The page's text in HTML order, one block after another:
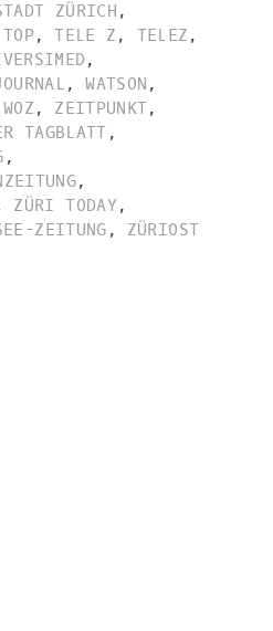
ZÜRICH ,
, TELE Z , TELEZ ,
,
, WATSON ,
WOZ , ZEITPUNKT,
TAGBLATT,
,
,
ZÜRI TODAY,
ZEITUNG, ZÜRIOST